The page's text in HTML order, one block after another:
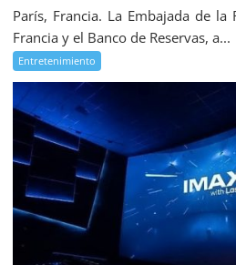
París, Francia. La Embajada de la
Francia y el Banco de Reservas, a...
Entretenimiento